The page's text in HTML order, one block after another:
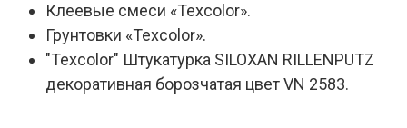
Клеевые смеси «Texcolor».
Грунтовки «Texcolor».
"Texcolor" Штукатурка SILOXAN RILLENPUTZ
декоративная борозчатая цвет VN 2583.